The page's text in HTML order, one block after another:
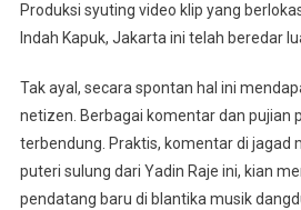
Produksi syuting video klip yang
Indah Kapuk, Jakarta ini telah beredar
Tak ayal, secara spontan hal ini
netizen. Berbagai komentar dan pujian
terbendung. Praktis, komentar di jagad
puteri sulung dari Yadin Raje ini, kian
pendatang baru di blantika musik